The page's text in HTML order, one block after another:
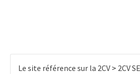
Le site référence sur la 2CV > 2CV